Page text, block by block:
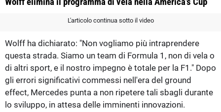
L'articolo continua sotto il video
Wolff ha dichiarato: "Non vogliamo più intraprendere
questa strada. Siamo un team di Formula 1, non di vela o
di altri sport, e il nostro impegno è totale per la F1." Dopo
gli errori significativi commessi nell'era del ground
effect, Mercedes punta a non ripetere tali sbagli durante
lo sviluppo, in attesa delle imminenti innovazioni.